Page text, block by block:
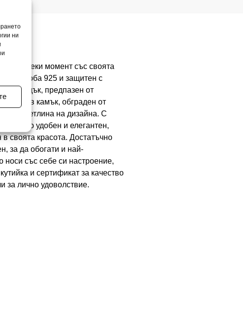
ни
всеки момент със своята
проба 925 и защитен с
гладък, предпазен от
камък, обграден от
светлина на дизайна. С
удобен и елегантен,
своята красота. Достатъчно
за да обогати и най-
със себе си настроение,
и сертификат за качество
за лично удоволствие.